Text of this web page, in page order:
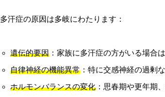
多汗症の原因は多岐にわたります：
遺伝的要因：家族に多汗症の方がいる場合
自律神経の機能異常：特に交感神経の過剰
ホルモンバランスの変化：思春期や更年期